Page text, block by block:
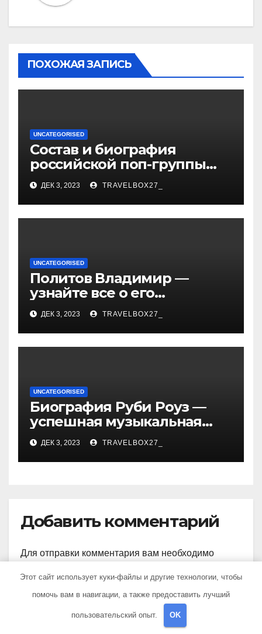
ПОХОЖАЯ ЗАПИСЬ
UNCATEGORISED
Состав и биография
российской поп-группы
«Иванушки интернешнл»
— история успеха, музыка
и судьбы участников
ДЕК 3, 2023 TRAVELBOX27_
UNCATEGORISED
Политов Владимир —
узнайте все о его
биографии, возрасте и
впечатляющих
достижениях!
ДЕК 3, 2023 TRAVELBOX27_
UNCATEGORISED
Биография Руби Роуз —
успешная музыкальная
карьера, личная жизнь и
знаковые достижения
ДЕК 3, 2023 TRAVELBOX27_
Добавить комментарий
Для отправки комментария вам необходимо
Этот сайт использует куки-файлы и другие технологии, чтобы
помочь вам в навигации, а также предоставить лучший
пользовательский опыт. OK